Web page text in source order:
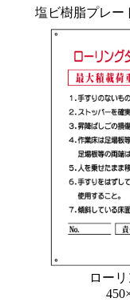
塩ビ樹脂プレ
ロー